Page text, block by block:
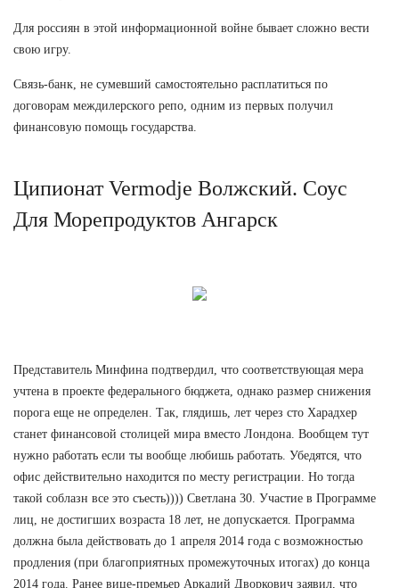
Для россиян в этой информационной войне бывает сложно вести
свою игру.
Связь-банк, не сумевший самостоятельно расплатиться по
договорам междилерского репо, одним из первых получил
финансовую помощь государства.
Ципионат Vermodje Волжский. Соус
Для Морепродуктов Ангарск
Представитель Минфина подтвердил, что соответствующая мера
учтена в проекте федерального бюджета, однако размер снижения
порога еще не определен. Так, глядишь, лет через сто Харадхер
станет финансовой столицей мира вместо Лондона. Вообщем тут
нужно работать если ты вообще любишь работать. Убедятся, что
офис действительно находится по месту регистрации. Но тогда
такой соблазн все это съесть)))) Светлана 30. Участие в Программе
лиц, не достигших возраста 18 лет, не допускается. Программа
должна была действовать до 1 апреля 2014 года с возможностью
продления (при благоприятных промежуточных итогах) до конца
2014 года. Ранее вице-премьер Аркадий Дворкович заявил, что